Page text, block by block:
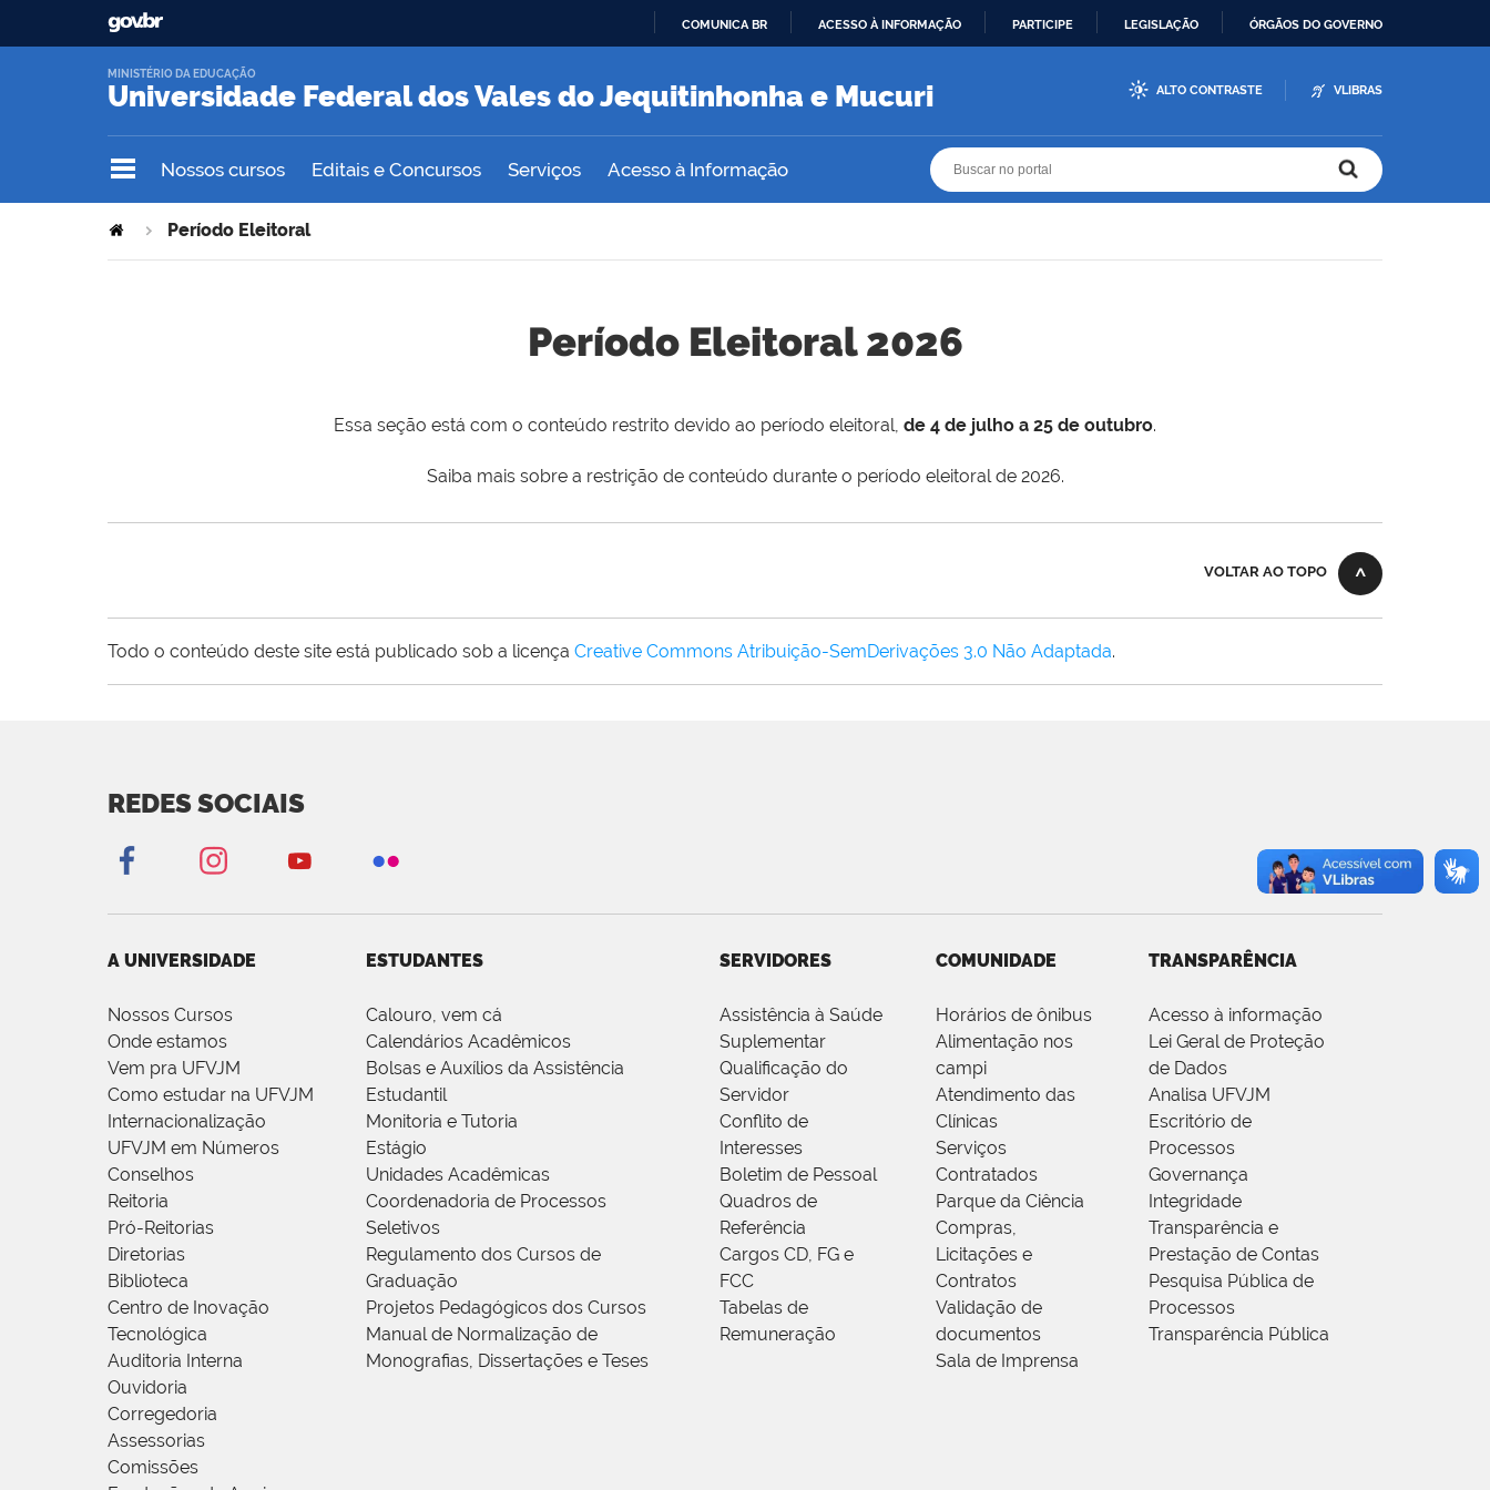
O
COMUNICA BR ACESSO À INFORMAÇÃO PARTICIPE LEGISLAÇÃO ÓRGÃOS DO GOVERNO
Universidade Federal dos Vales do Jequitinhonha e Mucuri
MINISTÉRIO DA EDUCAÇÃO
ALTO CONTRASTE VLIBRAS
Nossos cursos Editais e Concursos Serviços Acesso à Informação
Período Eleitoral
Período Eleitoral 2026
Essa seção está com o conteúdo restrito devido ao período eleitoral, de 4 de julho a 25 de outubro.
Saiba mais sobre a restrição de conteúdo durante o período eleitoral de 2026.
VOLTAR AO TOPO
Todo o conteúdo deste site está publicado sob a licença Creative Commons Atribuição-SemDerivações 3.0 Não Adaptada.
REDES SOCIAIS
A UNIVERSIDADE
Nossos Cursos
Onde estamos
Vem pra UFVJM
Como estudar na UFVJM
Internacionalização
UFVJM em Números
Conselhos
Reitoria
Pró-Reitorias
Diretorias
Biblioteca
Centro de Inovação
Tecnológica
Auditoria Interna
Ouvidoria
Corregedoria
Assessorias
Comissões
ESTUDANTES
Calouro, vem cá
Calendários Acadêmicos
Bolsas e Auxílios da Assistência
Estudantil
Monitoria e Tutoria
Estágio
Unidades Acadêmicas
Coordenadoria de Processos
Seletivos
Regulamento dos Cursos de
Graduação
Projetos Pedagógicos dos Cursos
Manual de Normalização de
Monografias, Dissertações e Teses
SERVIDORES
Assistência à Saúde
Suplementar
Qualificação do
Servidor
Conflito de
Interesses
Boletim de Pessoal
Quadros de
Referência
Cargos CD, FG e
FCC
Tabelas de
Remuneração
COMUNIDADE
Horários de ônibus
Alimentação nos
campi
Atendimento das
Clínicas
Serviços
Contratados
Parque da Ciência
Compras,
Licitações e
Contratos
Validação de
documentos
Sala de Imprensa
TRANSPARÊNCIA
Acesso à informação
Lei Geral de Proteção
de Dados
Analisa UFVJM
Escritório de
Processos
Governança
Integridade
Transparência e
Prestação de Contas
Pesquisa Pública de
Processos
Transparência Pública